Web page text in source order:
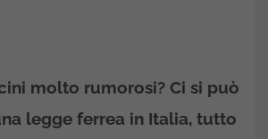
molto rumorosi? Ci si può
legge ferrea in Italia, tutto